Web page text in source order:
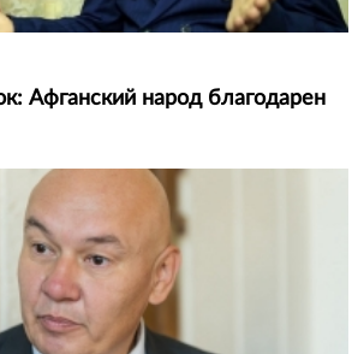
Афганский народ благодарен